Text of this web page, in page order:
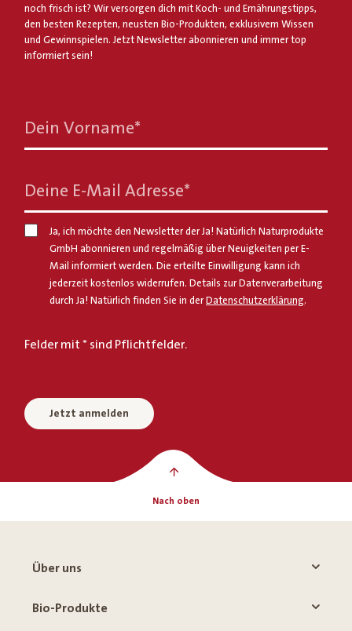
noch frisch ist? Wir versorgen dich mit Koch- und Ernährungstipps,
den besten Rezepten, neusten Bio-Produkten, exklusivem Wissen
und Gewinnspielen. Jetzt Newsletter abonnieren und immer top
informiert sein!
Dein Vorname*
Deine E-Mail Adresse*
Ja, ich möchte den Newsletter der Ja! Natürlich Naturprodukte
GmbH abonnieren und regelmäßig über Neuigkeiten per E-
Mail informiert werden. Die erteilte Einwilligung kann ich
jederzeit kostenlos widerrufen. Details zur Datenverarbeitung
durch Ja! Natürlich finden Sie in der Datenschutzerklärung.
Felder mit * sind Pflichtfelder.
Jetzt anmelden
Nach oben
Über uns
Bio-Produkte